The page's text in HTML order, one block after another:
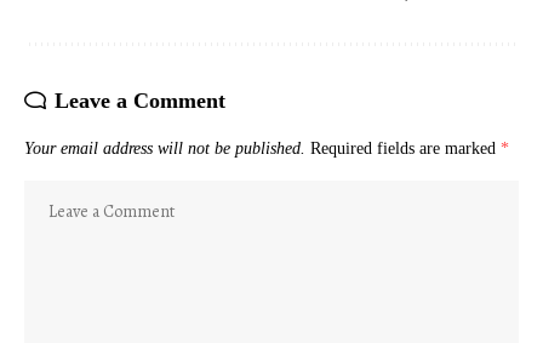
Leave a Comment
Your email address will not be published. Required fields are marked *